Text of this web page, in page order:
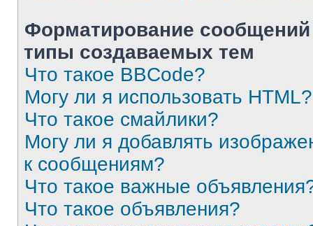
Форматирование
типы создаваемых тем
Что такое BBCode?
Могу ли я использовать HTML?
Что такое смайлики?
Могу ли я добавлять
к сообщениям?
Что такое важные
Что такое объявления?